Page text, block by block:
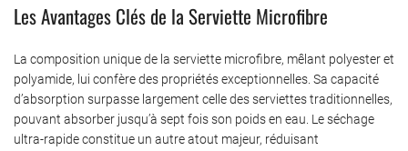
Les Avantages Clés de la Serviette Microfibre
La composition unique de la serviette microfibre, mêlant polyester et
polyamide, lui confère des propriétés exceptionnelles. Sa capacité
d’absorption surpasse largement celle des serviettes traditionnelles,
pouvant absorber jusqu’à sept fois son poids en eau. Le séchage
ultra-rapide constitue un autre atout majeur, réduisant